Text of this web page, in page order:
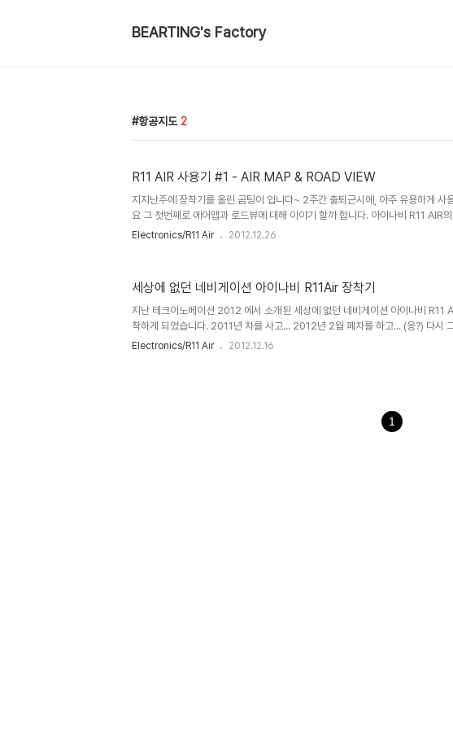
BEARTING's Factory
항공지도 2
R11 AIR 사용기 #1 - AIR MAP & ROAD VIEW
지지난주에 장착기를 올린 곰팅이 입니다~ 2주간 출퇴근시에, 아주 유용하게 사
요 그 첫번째로 에어맵과 로드뷰에 대해 이야기 할까 합니다. 아이나비 R11 AIR
엔 몇가지의 큰 카테고리가 있는데 그중 메인 베이스가 될수있다고 볼수있는 AIR
전자 항공지도 인데요. 운전 초보자 또는 여성분들 이나 초행길일때 아주 유용할듯
다. 아직 AIR MAP에는 실시간 교통 시그널이 표시되진 않는데요 차차 업데이..
Electronics/R11 Air 2012.12.26
세상에 없던 네비게이션 아이나비 R11Air 장착기
지난 테크이노베이션 2012 에서 소개된 세상에 없던 네비게이션 아이나비 R11
착하게 되었습니다. 2011년 차를 사고... 2012년 2월 폐차를 하고... (응?) 다시
고한 지금의 스포티지R의 네비를 달아준 아이나비 잠실점에서 작업을 했어요~ 차
R입니다....ㅠㅠ 벌써 네비는 분해되어버렸네요 어느정도 장착을 ..
Electronics/R11 Air 2012.12.16
1